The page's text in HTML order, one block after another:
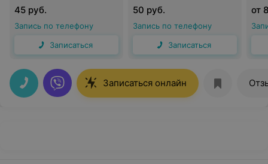
категории
45 руб.
Запись по телефону
Записаться
50 руб.
Запись по телефону
Записаться
от
Записаться онлайн